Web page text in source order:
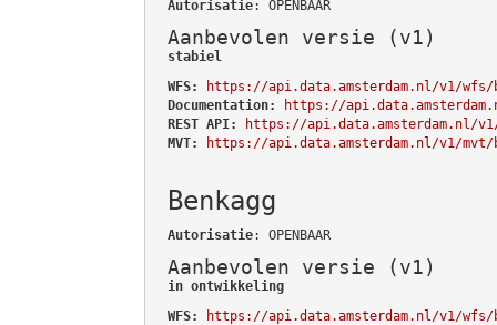
Autorisatie: OPENBAAR
Aanbevolen versie (v1)
stabiel
WFS:
https://api.data.amsterdam.nl/v1/wfs/
Documentation:
https://
REST API:
https://api.data.amsterdam.nl/
MVT:
https://api.data.amsterdam.nl/v1/mvt/
Benkagg
Autorisatie: OPENBAAR
Aanbevolen versie (v1)
in ontwikkeling
WFS:
https://api.data.amsterdam.nl/v1/wfs/